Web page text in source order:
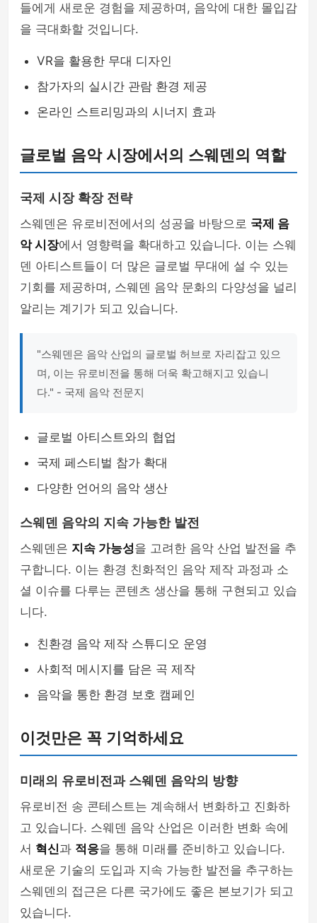
들에게 새로운 경험을 제공하며, 음악에 대한 몰입감
을 극대화할 것입니다.
VR을 활용한 무대 디자인
참가자의 실시간 관람 환경 제공
온라인 스트리밍과의 시너지 효과
글로벌 음악 시장에서의 스웨덴의 역할
국제 시장 확장 전략
스웨덴은 유로비전에서의 성공을 바탕으로 국제 음
악 시장에서 영향력을 확대하고 있습니다. 이는 스웨
덴 아티스트들이 더 많은 글로벌 무대에 설 수 있는
기회를 제공하며, 스웨덴 음악 문화의 다양성을 널리
알리는 계기가 되고 있습니다.
"스웨덴은 음악 산업의 글로벌 허브로 자리잡고 있으
며, 이는 유로비전을 통해 더욱 확고해지고 있습니
다." - 국제 음악 전문지
글로벌 아티스트와의 협업
국제 페스티벌 참가 확대
다양한 언어의 음악 생산
스웨덴 음악의 지속 가능한 발전
스웨덴은 지속 가능성을 고려한 음악 산업 발전을 추
구합니다. 이는 환경 친화적인 음악 제작 과정과 소
셜 이슈를 다루는 콘텐츠 생산을 통해 구현되고 있습
니다.
친환경 음악 제작 스튜디오 운영
사회적 메시지를 담은 곡 제작
음악을 통한 환경 보호 캠페인
이것만은 꼭 기억하세요
미래의 유로비전과 스웨덴 음악의 방향
유로비전 송 콘테스트는 계속해서 변화하고 진화하
고 있습니다. 스웨덴 음악 산업은 이러한 변화 속에
서 혁신과 적응을 통해 미래를 준비하고 있습니다.
새로운 기술의 도입과 지속 가능한 발전을 추구하는
스웨덴의 접근은 다른 국가에도 좋은 본보기가 되고
있습니다.